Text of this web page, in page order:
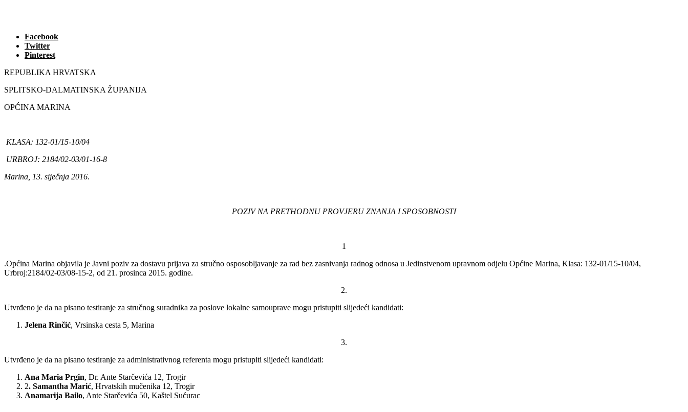
Facebook
Twitter
Pinterest
REPUBLIKA HRVATSKA
SPLITSKO-DALMATINSKA ŽUPANIJA
OPĆINA MARINA
KLASA: 132-01/15-10/04
URBROJ: 2184/02-03/01-16-8
Marina, 13. siječnja 2016.
POZIV NA PRETHODNU PROVJERU ZNANJA I SPOSOBNOSTI
1
.Općina Marina objavila je Javni poziv za dostavu prijava za stručno osposobljavanje za rad bez zasnivanja radnog odnosa u Jedinstvenom upravnom odjelu Općine Marina, Klasa: 132-01/15-10/04,
Urbroj:2184/02-03/08-15-2, od 21. prosinca 2015. godine.
2.
Utvrđeno je da na pisano testiranje za stručnog suradnika za poslove lokalne samouprave mogu pristupiti slijedeći kandidati:
Jelena Rinčić, Vrsinska cesta 5, Marina
3.
Utvrđeno je da na pisano testiranje za administrativnog referenta mogu pristupiti slijedeći kandidati:
Ana Maria Prgin, Dr. Ante Starčevića 12, Trogir
2. Samantha Marić, Hrvatskih mučenika 12, Trogir
Anamarija Bailo, Ante Starčevića 50, Kaštel Sućurac